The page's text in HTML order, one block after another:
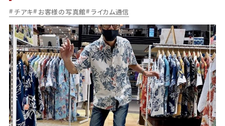
チアキ お客様の写真館 ライカム通信